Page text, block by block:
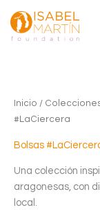
contenido
Inicio /
#LaCiercera
Bolsas
Una colección
aragonesas, con
local.